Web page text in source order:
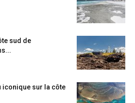
sud de
iconique sur la côte